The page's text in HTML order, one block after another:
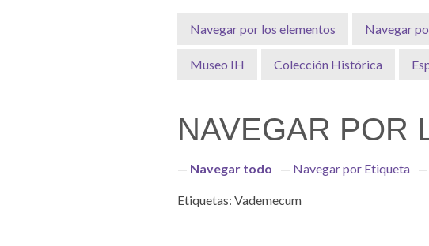
Navegar por los elementos Navegar
Museo IH Colección Histórica
NAVEGAR POR
Navegar todo Navegar por Etiqueta
Etiquetas: Vademecum